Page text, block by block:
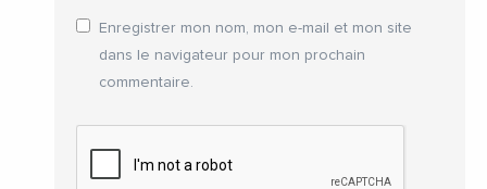
Enregistrer mon nom, mon e-mail et mon site
dans le navigateur pour mon prochain
commentaire.